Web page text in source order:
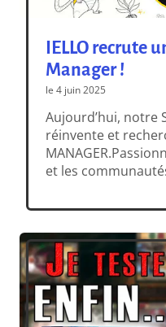
IELLO recrute
Manager !
le 4 juin 2025
Aujourd’hui, notre
réinvente et
et les
expériences
là !